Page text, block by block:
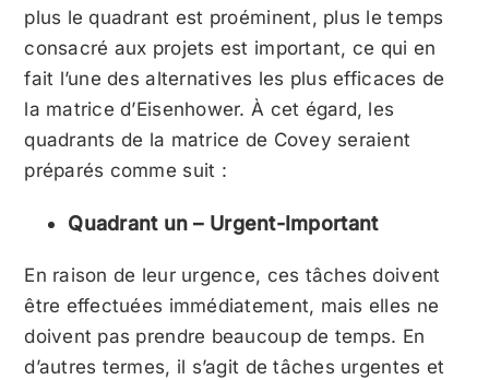
plus le quadrant est proéminent, plus le temps
consacré aux projets est important, ce qui en
fait l’une des alternatives les plus efficaces de
la matrice d’Eisenhower. À cet égard, les
quadrants de la matrice de Covey seraient
préparés comme suit :
Quadrant un – Urgent-Important
En raison de leur urgence, ces tâches doivent
être effectuées immédiatement, mais elles ne
doivent pas prendre beaucoup de temps. En
d’autres termes, il s’agit de tâches urgentes et